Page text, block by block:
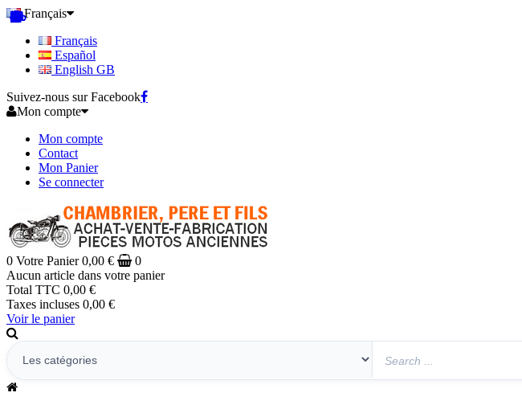
Français
Français
Español
English GB
Suivez-nous sur Facebook
Mon compte
Mon compte
Contact
Mon Panier
Se connecter
0 Votre Panier 0,00 €
0
Aucun article dans votre panier
Total TTC 0,00 €
Taxes incluses 0,00 €
Voir le panier